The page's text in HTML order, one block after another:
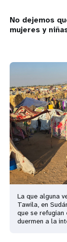
No dejemos
mujeres y
La que alguna
Tawila, en
que se refugian
duermen a la